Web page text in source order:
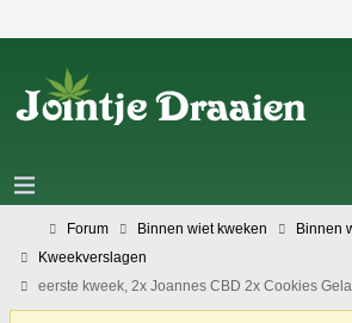
Forum Binnen wiet kweken
Binnen
Kweekverslagen
eerste kweek, 2x Joannes CBD 2x Cookies